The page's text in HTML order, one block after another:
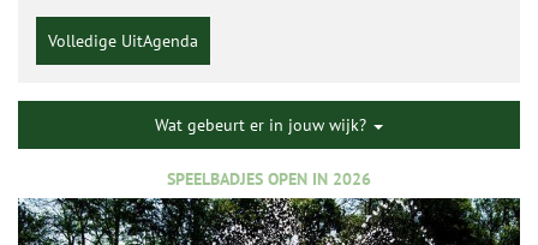
Volledige UitAgenda
Wat gebeurt er in jouw wijk?
SPEELBADJES OPEN IN 2026